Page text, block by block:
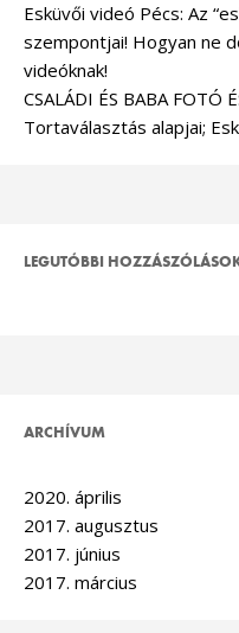
Esküvői videó Pécs: Az
szempontjai! Hogyan ne
videóknak!
CSALÁDI ÉS BABA FOTÓ
Tortaválasztás alapjai;
LEGUTÓBBI
ARCHÍVUM
2020. április
2017. augusztus
2017. június
2017. március